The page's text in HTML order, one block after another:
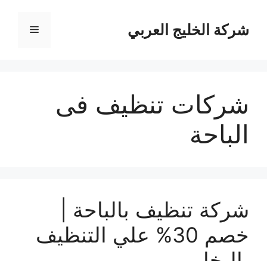
المحتوىشركة الخليج العربي القائمة
شركات تنظيف فى
الباحة
شركة تنظيف بالباحة |
خصم 30% علي التنظيف